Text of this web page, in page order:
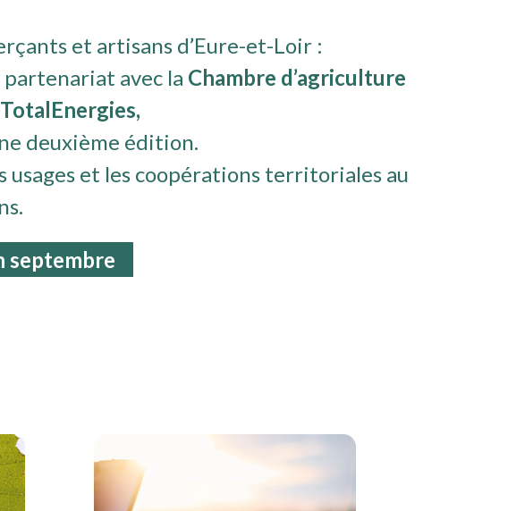
et artisans d’Eure-et-Loir :
partenariat avec la Chambre d’agriculture
deuxième édition.
usages et les coopérations territoriales au
septembre